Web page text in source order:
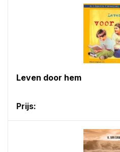
Leven door hem
Prijs: